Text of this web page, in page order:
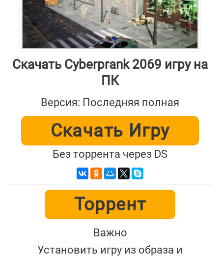
Скачать Cyberprank 2069 игру на
ПК
Версия: Последняя полная
Скачать Игру
Без торрента через DS
Торрент
Важно
Установить игру из образа и